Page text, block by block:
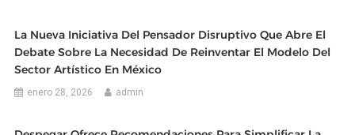
La Nueva Iniciativa Del Pensador Disruptivo Que Abre El
Debate Sobre La Necesidad De Reinventar El Modelo Del
Sector Artístico En México
enero 28, 2026 admin